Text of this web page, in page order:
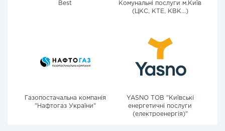
Best
Комунальні послуги м.Київ
(ЦКС, КТЕ, КВК...)
Газопостачальна компанія
"Нафтогаз України"
YASNO ТОВ "Київські
енергетичні послуги
(електроенергія)"